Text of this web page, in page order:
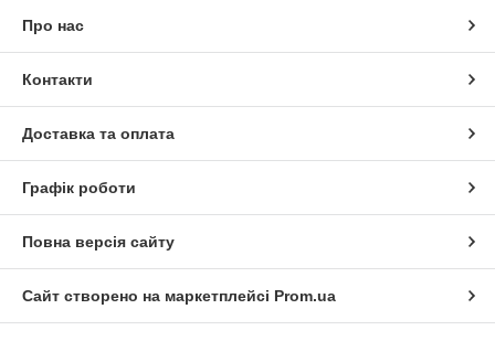
Про нас
Контакти
Доставка та оплата
Графік роботи
Повна версія сайту
Сайт створено на маркетплейсі Prom.ua